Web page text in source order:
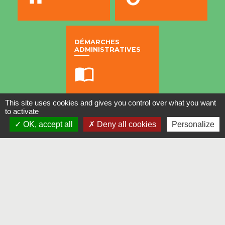
DÉMARCHES
ADMINISTRATIVES
import_contacts
Contacts
This site uses cookies and gives you control over what you want
to activate
OK, accept all
Deny all cookies Personalize